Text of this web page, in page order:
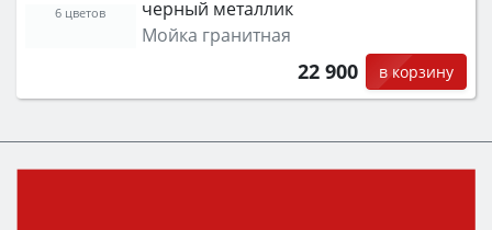
черный металлик
Мойка гранитная
22 900 в корзину
6 цветов